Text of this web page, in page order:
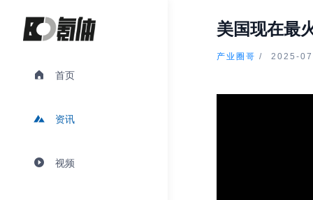
首页
资讯
视频
美国现在最
产业圈哥 / 2025-